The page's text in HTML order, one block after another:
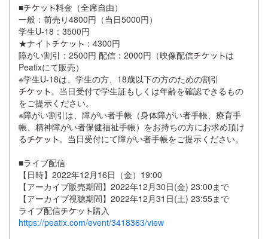
■
料金（全席自由）
一般：前売り4800円（当日5000円）
学生U-18：3500円
★ナイト
：4300円
障がい割引：2500円 配信：2000円（映像配信
は
Peatixにて販売）
※学生U-18は、学生の方、18歳以下の方のための割引
。当日受付で学生証もしくは年齢を確認できるもの
をご提示ください。
※障がい割引は、障がい者手帳（身体障がい者手帳、療育手
帳、精神障がい者保健福祉手帳）をお持ちの方にお求め頂け
る
。当日受付にて障がい者手帳をご提示ください。
■ライブ配信
【日時】2022年12月16日（金）19:00
【アーカイブ販売期間】2022年12月30日(金) 23:00まで
【アーカイブ視聴期間】2022年12月31日(土) 23:55まで
ライブ配信
購入
https://peatix.com/event/3418363/view